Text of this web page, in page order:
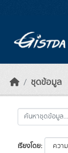
ชุดข้อมูล
เรียงโดย